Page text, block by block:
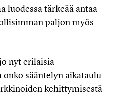
luodessa tärkeää antaa
paljon myös
nyt erilaisia
sääntelyn aikataulu
kehittymisestä